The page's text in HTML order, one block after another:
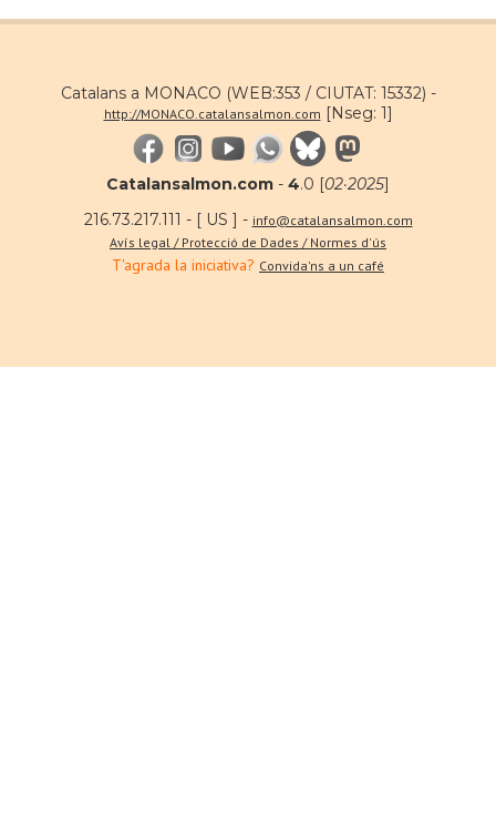
Catalans a MONACO (WEB:353 / CIUTAT: 15332) -
http://MONACO.catalansalmon.com [Nseg: 1]
Catalansalmon.com - 4.0 [02·2025]
216.73.217.111 - [ US ] - info@catalansalmon.com
Avís legal / Protecció de Dades / Normes d'ús
T'agrada la iniciativa? Convida'ns a un café